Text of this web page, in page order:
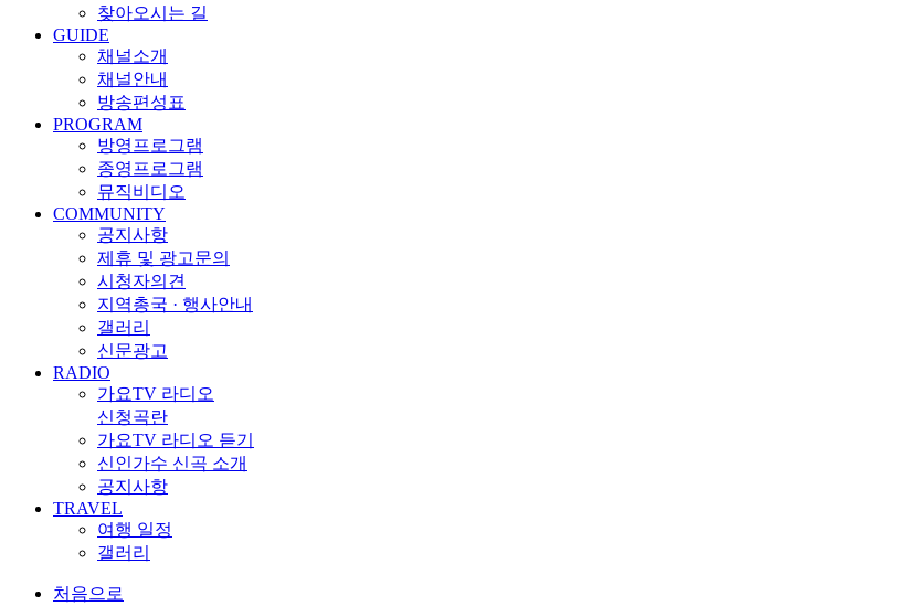
찾아오시는 길
GUIDE
채널소개
채널안내
방송편성표
PROGRAM
방영프로그램
종영프로그램
뮤직비디오
COMMUNITY
공지사항
제휴 및 광고문의
시청자의견
지역총국 · 행사안내
갤러리
신문광고
RADIO
가요TV 라디오
신청곡란
가요TV 라디오 듣기
신인가수 신곡 소개
공지사항
TRAVEL
여행 일정
갤러리
처음으로